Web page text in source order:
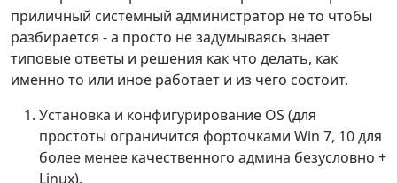
приличный системный администратор не то чтобы
разбирается - а просто не задумываясь знает
типовые ответы и решения как что делать, как
именно то или иное работает и из чего состоит.
Установка и конфигурирование OS (для
простоты ограничится форточками Win 7, 10 для
более менее качественного админа безусловно +
Linux).